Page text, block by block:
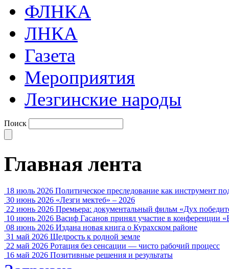
ФЛНКА
ЛНКА
Газета
Мероприятия
Лезгинские народы
Поиск
Главная лента
18 июль 2026 Политическое преследование как инструмент
30 июнь 2026 «Лезги мектеб» – 2026
22 июнь 2026 Премьера: документальный фильм «Дух
10 июнь 2026 Васиф Гасанов принял участие в конференции
08 июнь 2026 Издана новая книга о Курахском районе
31 май 2026 Щедрость к родной земле
22 май 2026 Ротация без сенсации — чисто рабочий процесс
16 май 2026 Позитивные решения и результаты